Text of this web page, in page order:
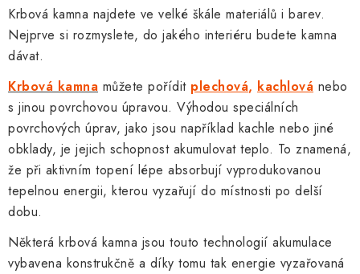
Krbová kamna najdete ve velké škále materiálů i barev.
Nejprve si rozmyslete, do jakého interiéru budete kamna
dávat.
Krbová kamna můžete pořídit plechová, kachlová nebo
s jinou povrchovou úpravou. Výhodou speciálních
povrchových úprav, jako jsou například kachle nebo jiné
obklady, je jejich schopnost akumulovat teplo. To znamená,
že při aktivním topení lépe absorbují vyprodukovanou
tepelnou energii, kterou vyzařují do místnosti po delší
dobu.
Některá krbová kamna jsou touto technologií akumulace
vybavena konstrukčně a díky tomu tak energie vyzařovaná